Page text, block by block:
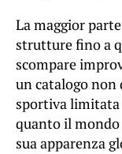
La maggior
strutture fino a
scompare
un catalogo
sportiva
quanto il
sua apparenza